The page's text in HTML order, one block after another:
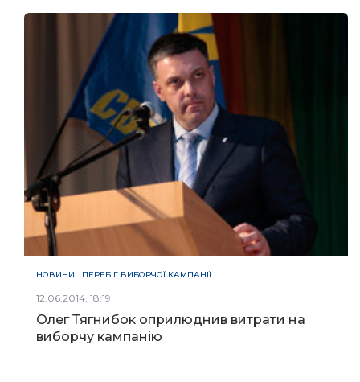
НОВИНИ ПЕРЕБІГ ВИБОРЧОЇ КАМПАНІЇ
12.06.2014, 18:19
Олег Тягнибок оприлюднив витрати на
виборчу кампанію